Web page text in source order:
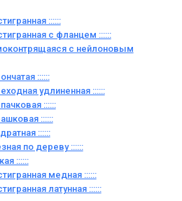
::::::
с фланцем ::::::
с нейлоновым
::::::
удлиненная ::::::
::::::
::::::
::::::
по дереву ::::::
::::::
медная ::::::
латунная ::::::